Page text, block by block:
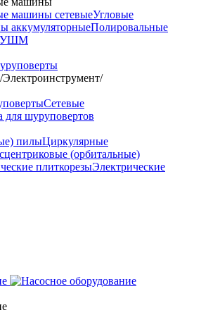
машины сетевыеУгловые
аккумуляторныеПолировальные
УШМ
/Электроинструмент/
Сетевые
для шуруповертов
пилыЦиркулярные
(орбитальные)
плиткорезыЭлектрические